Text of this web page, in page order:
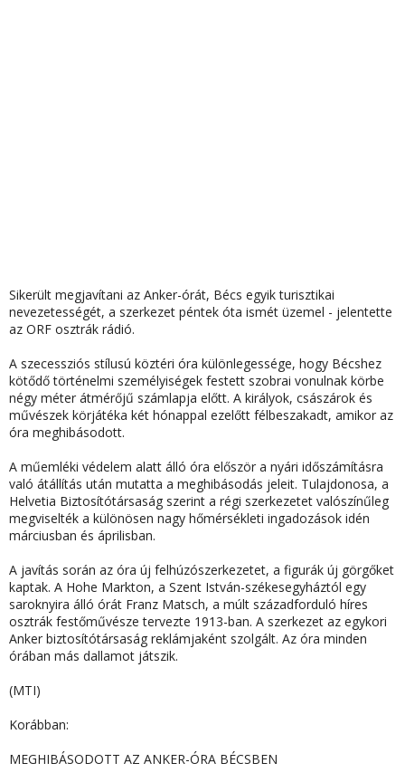
Sikerült megjavítani az Anker-órát, Bécs egyik turisztikai
nevezetességét, a szerkezet péntek óta ismét üzemel - jelentette
az ORF osztrák rádió.
A szecessziós stílusú köztéri óra különlegessége, hogy Bécshez
kötődő történelmi személyiségek festett szobrai vonulnak körbe
négy méter átmérőjű számlapja előtt. A királyok, császárok és
művészek körjátéka két hónappal ezelőtt félbeszakadt, amikor az
óra meghibásodott.
A műemléki védelem alatt álló óra először a nyári időszámításra
való átállítás után mutatta a meghibásodás jeleit. Tulajdonosa, a
Helvetia Biztosítótársaság szerint a régi szerkezetet valószínűleg
megviselték a különösen nagy hőmérsékleti ingadozások idén
márciusban és áprilisban.
A javítás során az óra új felhúzószerkezetet, a figurák új görgőket
kaptak. A Hohe Markton, a Szent István-székesegyháztól egy
saroknyira álló órát Franz Matsch, a múlt századforduló híres
osztrák festőművésze tervezte 1913-ban. A szerkezet az egykori
Anker biztosítótársaság reklámjaként szolgált. Az óra minden
órában más dallamot játszik.
(MTI)
Korábban:
MEGHIBÁSODOTT AZ ANKER-ÓRA BÉCSBEN